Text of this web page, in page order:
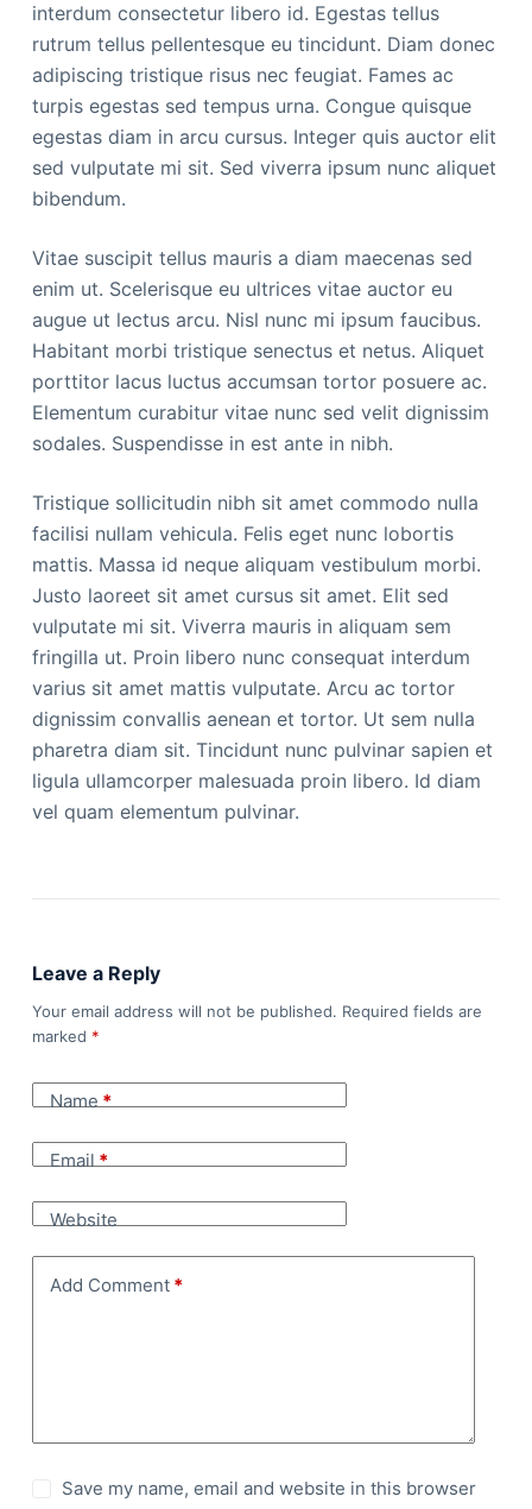
interdum consectetur libero id. Egestas tellus
rutrum tellus pellentesque eu tincidunt. Diam donec
adipiscing tristique risus nec feugiat. Fames ac
turpis egestas sed tempus urna. Congue quisque
egestas diam in arcu cursus. Integer quis auctor elit
sed vulputate mi sit. Sed viverra ipsum nunc aliquet
bibendum.
Vitae suscipit tellus mauris a diam maecenas sed
enim ut. Scelerisque eu ultrices vitae auctor eu
augue ut lectus arcu. Nisl nunc mi ipsum faucibus.
Habitant morbi tristique senectus et netus. Aliquet
porttitor lacus luctus accumsan tortor posuere ac.
Elementum curabitur vitae nunc sed velit dignissim
sodales. Suspendisse in est ante in nibh.
Tristique sollicitudin nibh sit amet commodo nulla
facilisi nullam vehicula. Felis eget nunc lobortis
mattis. Massa id neque aliquam vestibulum morbi.
Justo laoreet sit amet cursus sit amet. Elit sed
vulputate mi sit. Viverra mauris in aliquam sem
fringilla ut. Proin libero nunc consequat interdum
varius sit amet mattis vulputate. Arcu ac tortor
dignissim convallis aenean et tortor. Ut sem nulla
pharetra diam sit. Tincidunt nunc pulvinar sapien et
ligula ullamcorper malesuada proin libero. Id diam
vel quam elementum pulvinar.
Leave a Reply
Your email address will not be published. Required fields are
marked *
Name*
Email*
Website
Add Comment*
Save my name, email and website in this browser